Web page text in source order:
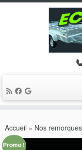
au
contenu
Accueil » Nos remorques
Promo !